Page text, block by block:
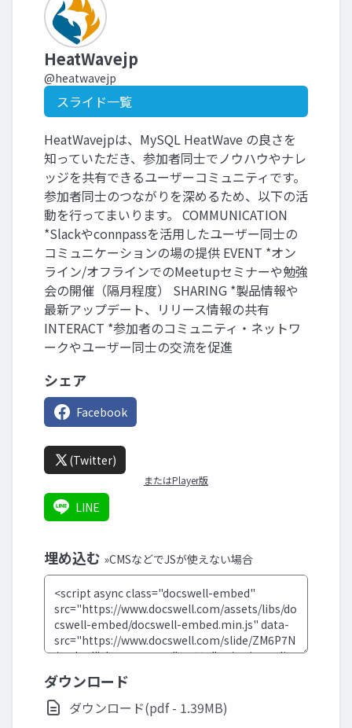
HeatWavejp
@heatwavejp
スライド一覧
HeatWavejpは、MySQL HeatWave の良さを
知っていただき、参加者同士でノウハウやナレ
ッジを共有できるユーザーコミュニティです。
参加者同士のつながりを深めるため、以下の活
動を行ってまいります。 COMMUNICATION
*Slackやconnpassを活用したユーザー同士の
コミュニケーションの場の提供 EVENT *オン
ライン/オフラインでのMeetupセミナーや勉強
会の開催（隔月程度） SHARING *製品情報や
最新アップデート、リリース情報の共有
INTERACT *参加者のコミュニティ・ネットワ
ークやユーザー同士の交流を促進
シェア
Facebook
(Twitter)
またはPlayer版
LINE
埋め込む »CMSなどでJSが使えない場合
ダウンロード
ダウンロード(pdf - 1.39MB)